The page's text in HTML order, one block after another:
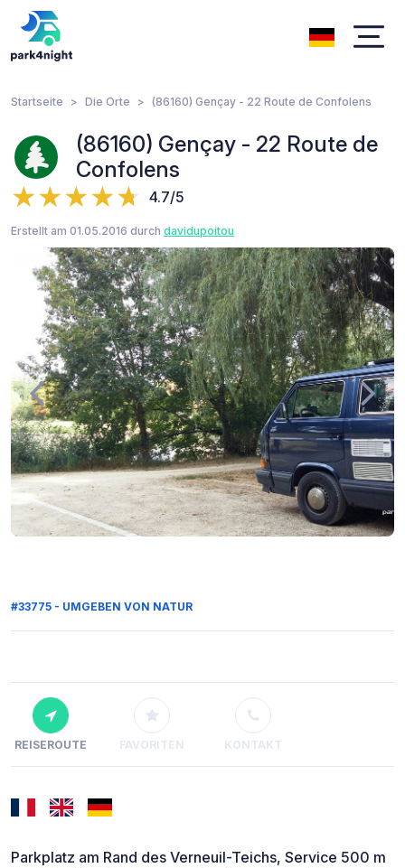
Startseite Die Orte (86160) Gençay - 22 Route de Confolens
(86160) Gençay - 22 Route de
Confolens
4.7/5
Erstellt am 01.05.2016 durch davidupoitou
#33775 - UMGEBEN VON NATUR
REISEROUTE FAVORITEN KONTAKT
Parkplatz am Rand des Verneuil-Teichs, Service 500 m